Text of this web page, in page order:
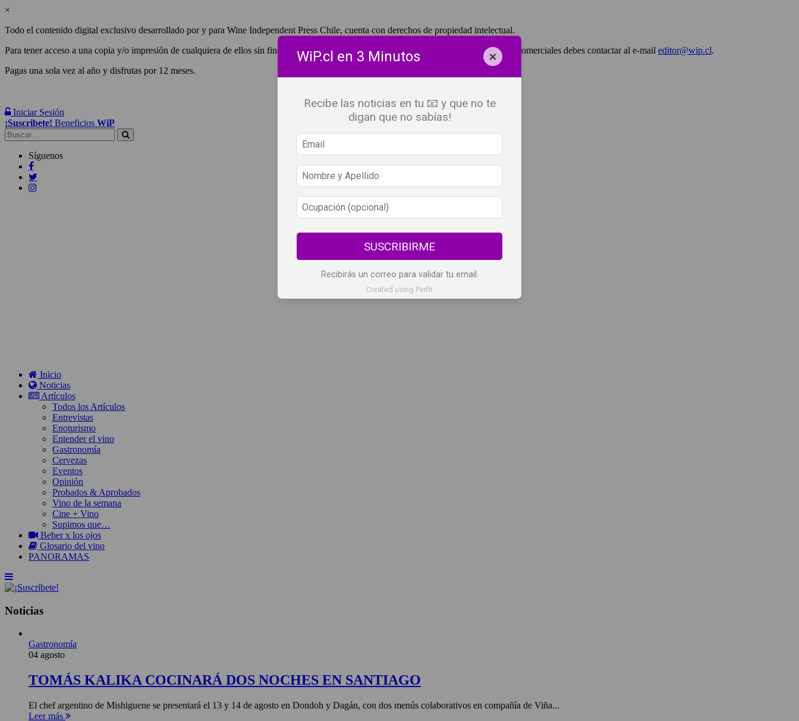
×
Todo el contenido digital exclusivo desarrollado por y para Wine Independent Press Chile, cuenta con derechos de propiedad intelectual.
Para tener acceso a una copia y/o impresión de cualquiera de ellos sin fines de lucro, debes ser #SuscriptorWiP.^Para su réplica con fines comerciales debes contactar al e-mail editor@wip.cl.
Pagas una sola vez al año y disfrutas por 12 meses.
Iniciar Sesión
¡Suscribete! Beneficios WiP
Buscar:
Síguenos
Inicio
Noticias
Artículos
Todos los Artículos
Entrevistas
Enoturismo
Entender el vino
Gastronomía
Cervezas
Eventos
Opinión
Probados & Aprobados
Vino de la semana
Cine + Vino
Supimos que…
Beber x los ojos
Glosario del vino
PANORAMAS
Noticias
Gastronomía
04 agosto
TOMÁS KALIKA COCINARÁ DOS NOCHES EN SANTIAGO
El chef argentino de Mishiguene se presentará el 13 y 14 de agosto en Dondoh y Dagán, con dos menús colaborativos en compañía de Viña...
Leer más
WiP.cl en 3 Minutos ×
Recibe las noticias en tu 📧 y que no te
digan que no sabías!
SUSCRIBIRME
Recibirás un correo para validar tu email.
Created using Perfit